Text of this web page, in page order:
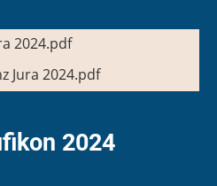
2024.pdf
Jura 2024.pdf
2024